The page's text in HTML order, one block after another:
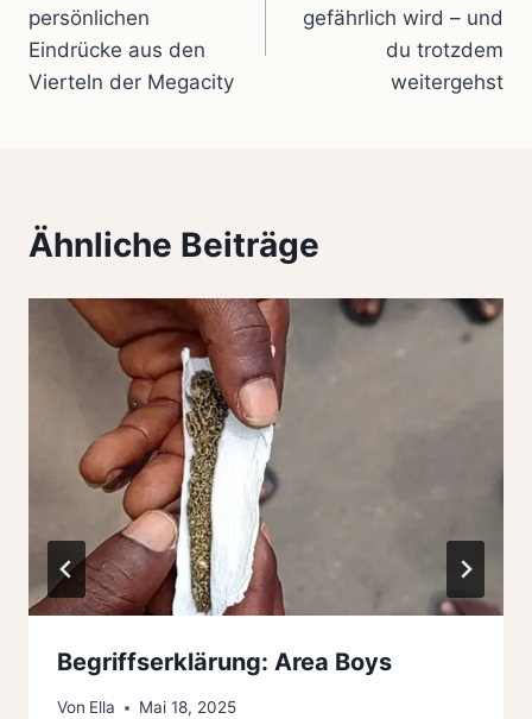
persönlichen
Eindrücke aus den
Vierteln der Megacity
gefährlich wird – und
du trotzdem
weitergehst
Ähnliche Beiträge
Begriffserklärung: Area Boys
Von Ella Mai 18, 2025